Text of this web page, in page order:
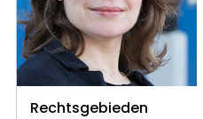
Rechtsgebieden